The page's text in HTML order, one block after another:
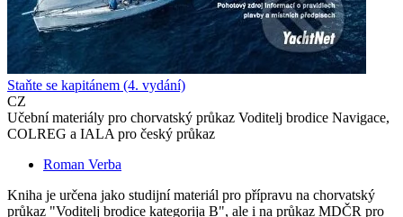
Staňte se kapitánem (4. vydání)
CZ
Učební materiály pro chorvatský průkaz Voditelj brodice Navigace,
COLREG a IALA pro český průkaz
Roman Verba
Kniha je určena jako studijní materiál pro přípravu na chorvatský
průkaz "Voditelj brodice kategorija B", ale i na průkaz MDČR pro